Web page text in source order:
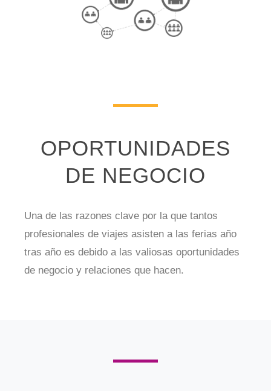
OPORTUNIDADES
DE NEGOCIO
Una de las razones clave por la que tantos
profesionales de viajes asisten a las ferias año
tras año es debido a las valiosas oportunidades
de negocio y relaciones que hacen.